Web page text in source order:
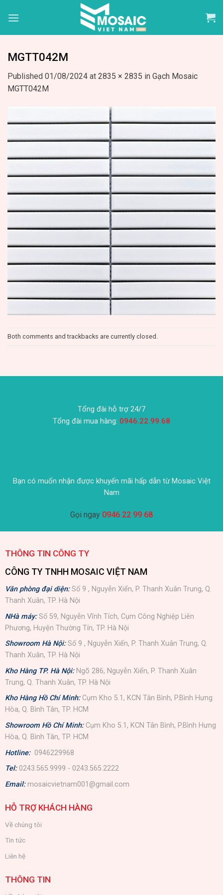
MGTT042M
Published 01/08/2024 at 2835 × 2835 in Gạch Mosaic
MGTT042M
Both comments and trackbacks are currently closed.
Tổng đài hỗ trợ 24/7
Tổng đài mua hàng: 0946.22.99.68
Bạn có muốn nhận được khuyến mãi hấp dẫn từ Mosaic Việt
Nam
Gọi ngay 0946 22 99 68
THÔNG TIN CÔNG TY
CÔNG TY TNHH MOSAIC VIỆT NAM
Văn phòng đại diện:Số 9 , Nguyễn Xiển, P. Thanh Xuân Trung, Q.
Thanh Xuân, TP. Hà Nội
NHà máy: Số 59, Nguyễn Vĩnh Tích, Cụm Công Nghiệp Liên
Phương, Huyện Thường Tín, TP. Hà Nội
Showroom Hà Nội: Số 9 , Nguyễn Xiển, P. Thanh Xuân Trung, Q.
Thanh Xuân, TP. Hà Nội
Kho Hàng TP. Hà Nội: Ngõ 286, Nguyễn Xiển, P. Thanh Xuân
Trung, Q. Thanh Xuân, TP. Hà Nội
Kho Hàng Hồ Chí Minh: Cụm Kho 5.1, KCN Tân Bình, P.Bình Hưng
Hòa, Q. Bình Tân, TP. HCM
Showroom Hồ Chí Minh: Cụm Kho 5.1, KCN Tân Bình, P.Bình Hưng
Hòa, Q. Bình Tân, TP. HCM
Hotline: 0946229968
Tel: 0243.565.9999 - 0243.565.2222
Email: mosaicvietnam001@gmail.com
HỖ TRỢ KHÁCH HÀNG
Về chúng tôi
Tin tức
Liên hệ
THÔNG TIN